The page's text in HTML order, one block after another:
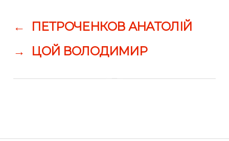
←
ПЕТРОЧЕНКОВ АНАТОЛІЙ
→
ЦОЙ ВОЛОДИМИР